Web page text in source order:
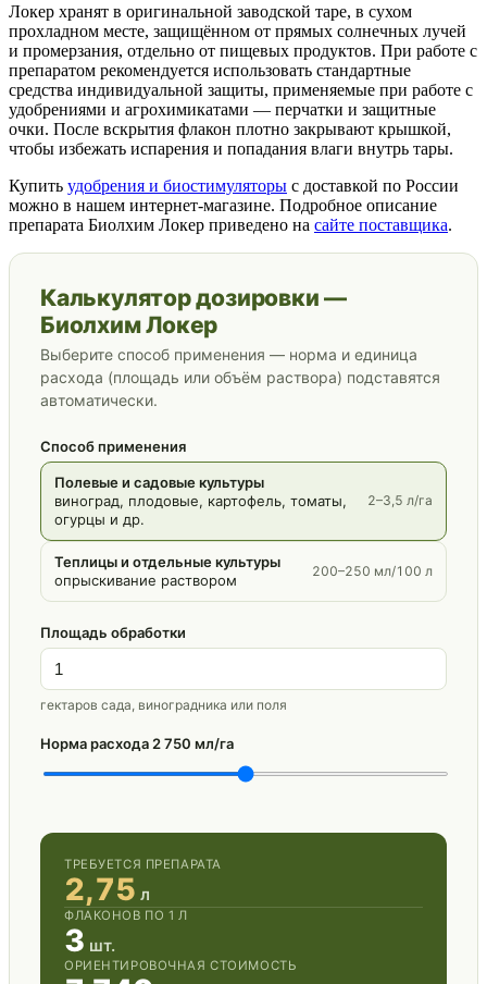
Локер хранят в оригинальной заводской таре, в сухом
прохладном месте, защищённом от прямых солнечных лучей
и промерзания, отдельно от пищевых продуктов. При работе с
препаратом рекомендуется использовать стандартные
средства индивидуальной защиты, применяемые при работе с
удобрениями и агрохимикатами — перчатки и защитные
очки. После вскрытия флакон плотно закрывают крышкой,
чтобы избежать испарения и попадания влаги внутрь тары.
Купить удобрения и биостимуляторы с доставкой по России
можно в нашем интернет-магазине. Подробное описание
препарата Биолхим Локер приведено на сайте поставщика.
Калькулятор дозировки —
Биолхим Локер
Выберите способ применения — норма и единица
расхода (площадь или объём раствора) подставятся
автоматически.
Способ применения
Полевые и садовые культуры
виноград, плодовые, картофель, томаты,
огурцы и др.
2–3,5 л/га
Теплицы и отдельные культуры
опрыскивание раствором
200–250 мл/100 л
Площадь обработки
гектаров сада, виноградника или поля
Норма расхода 2 750 мл/га
ТРЕБУЕТСЯ ПРЕПАРАТА
2,75 л
ФЛАКОНОВ ПО 1 Л
3 шт.
ОРИЕНТИРОВОЧНАЯ СТОИМОСТЬ